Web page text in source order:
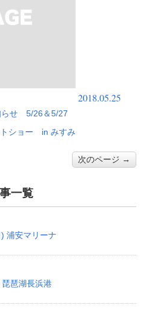
2018.05.25
らせ 5/26＆5/27
トショー in みすみ
次のページ →
一覧
) 浦安マリーナ
琵琶湖長浜港